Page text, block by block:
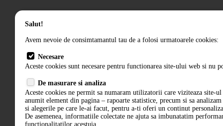
Salut!
Avem nevoie de consimtamantul tau de a folosi urmatoarele cookies:
Necesare
Aceste cookies sunt necesare pentru functionarea site-ului web si nu
De masurare si analiza
Aceste cookies ne permit sa numaram utilizatorii care viziteaza site-ul
anumit element din pagina – rapoarte statistice, precum si sa
si alegerile pe care le-ai facut, pentru a-ti oferi un continut
De asemenea, informatiile colectate ne ajuta sa imbunatatim
functionalitatilor acestuia.